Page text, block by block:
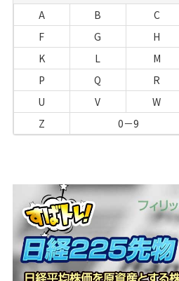
A B C
F
G H
K
L M
P
Q R
U
V W
Z
0－9